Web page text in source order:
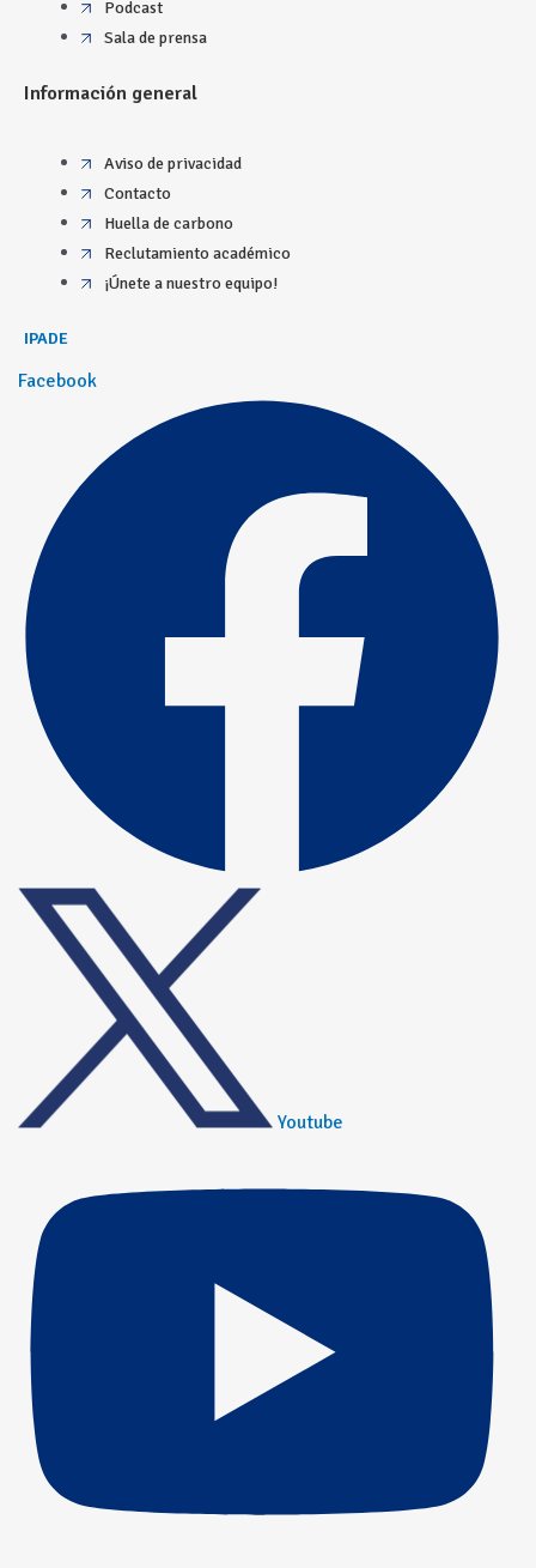
Podcast
Sala de prensa
Información general
Aviso de privacidad
Contacto
Huella de carbono
Reclutamiento académico
¡Únete a nuestro equipo!
IPADE
Facebook
Youtube